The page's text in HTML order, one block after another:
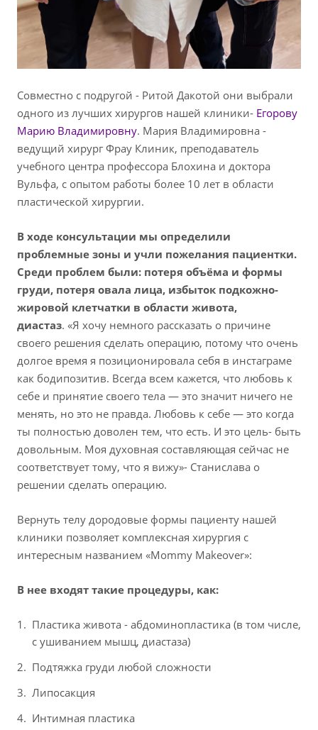
Совместно с подругой - Ритой Дакотой они выбрали
одного из лучших хирургов нашей клиники- Егорову
Марию Владимировну. Мария Владимировна -
ведущий хирург Фрау Клиник, преподаватель
учебного центра профессора Блохина и доктора
Вульфа, с опытом работы более 10 лет в области
пластической хирургии.
В ходе консультации мы определили
проблемные зоны и учли пожелания пациентки.
Среди проблем были: потеря объёма и формы
груди, потеря овала лица, избыток подкожно-
жировой клетчатки в области живота,
диастаз. «Я хочу немного рассказать о причине
своего решения сделать операцию, потому что очень
долгое время я позиционировала себя в инстаграме
как бодипозитив. Всегда всем кажется, что любовь к
себе и принятие своего тела — это значит ничего не
менять, но это не правда. Любовь к себе — это когда
ты полностью доволен тем, что есть. И это цель- быть
довольным. Моя духовная составляющая сейчас не
соответствует тому, что я вижу»- Станислава о
решении сделать операцию.
Вернуть телу дородовые формы пациенту нашей
клиники позволяет комплексная хирургия с
интересным названием «Mommy Makeover»:
В нее входят такие процедуры, как:
Пластика живота - абдоминопластика (в том числе,
с ушиванием мышц, диастаза)
Подтяжка груди любой сложности
Липосакция
Интимная пластика